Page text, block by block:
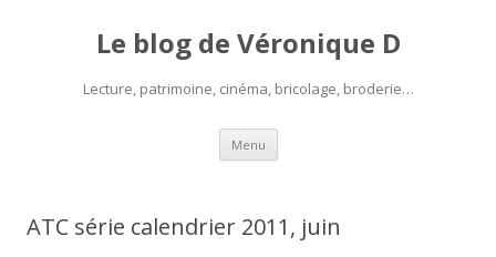
Le blog de Véronique D
Lecture, patrimoine, cinéma, bricolage, broderie…
Menu Aller
contenu
ATC série calendrier 2011, juin